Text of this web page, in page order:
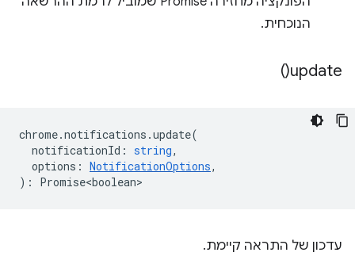
הנוכחית.
update(
)
chrome.notifications .update(
notificationId : string,
options : NotificationOptions,
) : Promise<boolean>
עדכון של התראה קיימת.